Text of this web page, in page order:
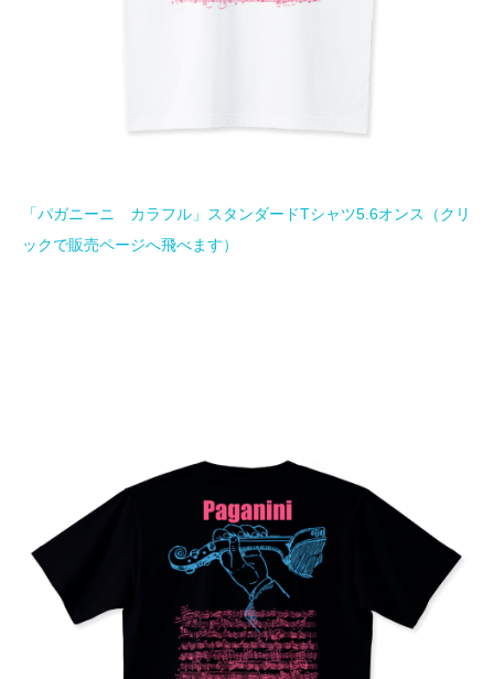
「パガニーニ カラフル」スタンダードTシャツ5.6オンス（クリ
ックで販売ページへ飛べます）